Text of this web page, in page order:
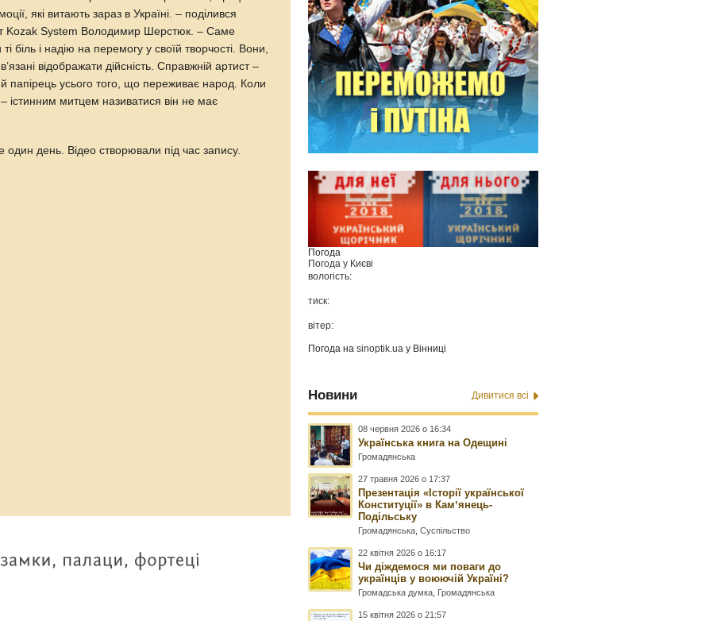
які витають зараз в Україні. – поділився
Kozak System Володимир Шерстюк. – Саме
біль і надію на перемогу у своїй творчості. Вони,
відображати дійсність. Справжній артист –
папірець усього того, що переживає народ. Коли
істинним митцем називатися він не має
день. Відео створювали під час запису.
Погода
Погода у Києві
вологість:
тиск:
вітер:
Погода наsinoptik.ua у Вінниці
Новини Дивитися всі
08 червня 2026 о 16:34
Українська книга на Одещині
Громадянська
27 травня 2026 о 17:37
Презентація «Історії української
Конституції» в Камʼянець-
Подільську
Громадянська ,Суспільство
22 квітня 2026 о 16:17
Чи діждемося ми поваги до
українців у воюючій Україні?
Громадська думка Громадянська
15 квітня 2026 о 21:57